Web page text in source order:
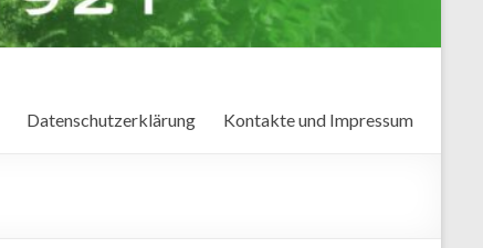
Datenschutzerklärung Kontakte und Impressum